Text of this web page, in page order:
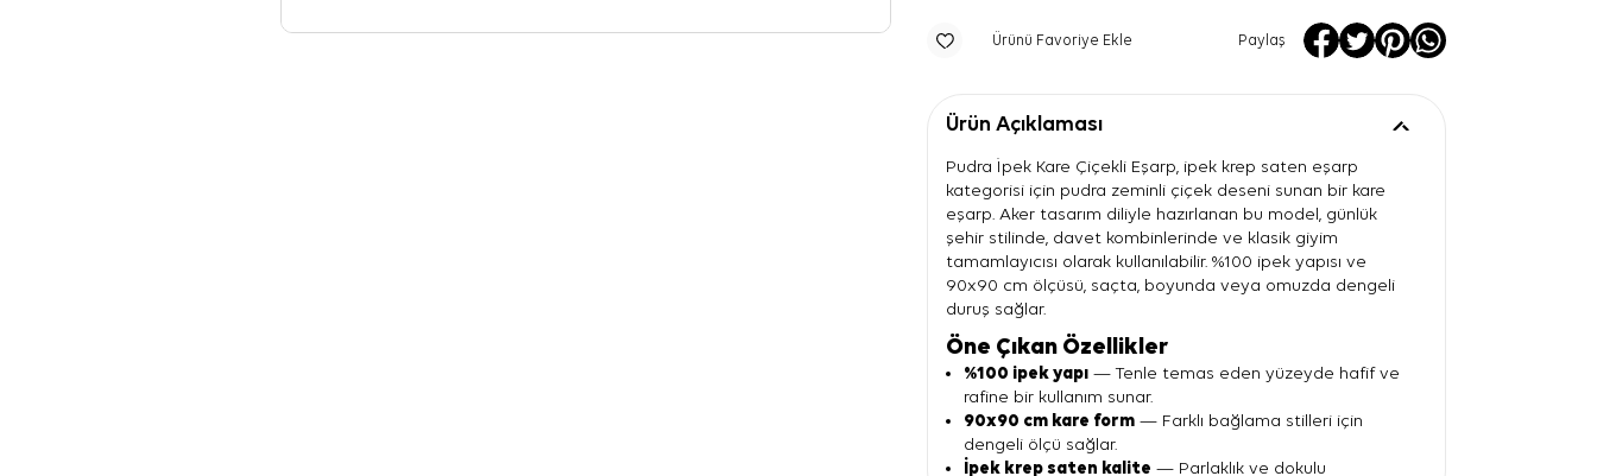
Ürünü Favoriye Ekle Paylaş
Ürün Açıklaması
Pudra İpek Kare Çiçekli Eşarp, ipek krep saten eşarp
kategorisi için pudra zeminli çiçek deseni sunan bir kare
eşarp. Aker tasarım diliyle hazırlanan bu model, günlük
şehir stilinde, davet kombinlerinde ve klasik giyim
tamamlayıcısı olarak kullanılabilir. %100 ipek yapısı ve
90x90 cm ölçüsü, saçta, boyunda veya omuzda dengeli
duruş sağlar.
Öne Çıkan Özellikler
%100 ipek yapı — Tenle temas eden yüzeyde hafif ve
rafine bir kullanım sunar.
90x90 cm kare form — Farklı bağlama stilleri için
dengeli ölçü sağlar.
İpek krep saten kalite — Parlaklık ve dokulu